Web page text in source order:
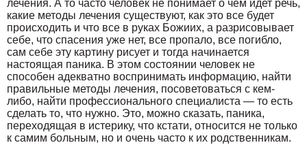
лечения. А то часто человек не понимает о чем идет речь,
какие методы лечения существуют, как это все будет
происходить и что все в руках Божиих, а разрисовывает
себе, что спасения уже нет, все пропало, все погибло,
сам себе эту картину рисует и тогда начинается
настоящая паника. В этом состоянии человек не
способен адекватно воспринимать информацию, найти
правильные методы лечения, посоветоваться с кем-
либо, найти профессионального специалиста — то есть
сделать то, что нужно. Это, можно сказать, паника,
переходящая в истерику, что кстати, относится не только
к самим больным, но и очень часто к их родственникам.